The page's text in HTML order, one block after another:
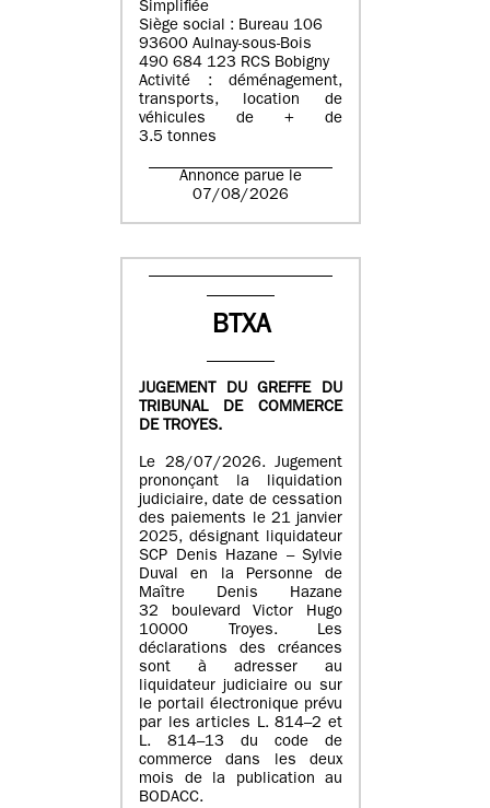
Simplifiée
Siège social : Bureau 106
93600 Aulnay-sous-Bois
490 684 123 RCS Bobigny
Activité : déménagement,
transports, location de
véhicules de + de
3.5 tonnes
Annonce parue le
07/08/2026
BTXA
JUGEMENT DU GREFFE DU
TRIBUNAL DE COMMERCE
DE TROYES.
Le 28/07/2026. Jugement
prononçant la liquidation
judiciaire, date de cessation
des paiements le 21 janvier
2025, désignant liquidateur
SCP Denis Hazane – Sylvie
Duval en la Personne de
Maître Denis Hazane
32 boulevard Victor Hugo
10000 Troyes. Les
déclarations des créances
sont à adresser au
liquidateur judiciaire ou sur
le portail électronique prévu
par les articles L. 814–2 et
L. 814–13 du code de
commerce dans les deux
mois de la publication au
BODACC.